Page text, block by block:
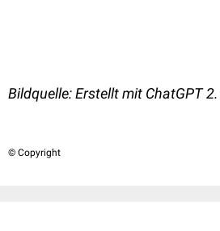
Bildquelle: Erstellt mit ChatGPT 2.
© Copyright